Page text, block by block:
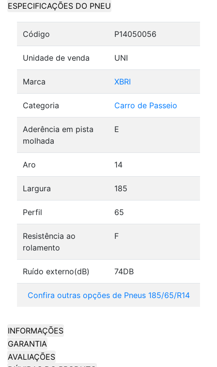
ESPECIFICAÇÕES DO PNEU
Código P14050056
Unidade de venda UNI
Marca XBRI
Categoria Carro de Passeio
Aderência em pista
molhada
E
Aro 14
Largura 185
Perfil 65
Resistência ao
rolamento
F
Ruído externo(dB) 74DB
Confira outras opções de Pneus 185/65/R14
INFORMAÇÕES
GARANTIA
AVALIAÇÕES